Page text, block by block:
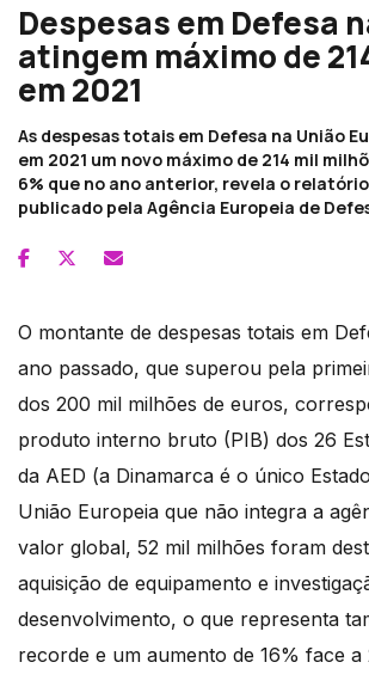
Despesas em Defesa
atingem máximo de
em 2021
As despesas totais em Defesa na União
em 2021 um novo máximo de 214 mil
6% que no ano anterior, revela o
publicado pela Agência Europeia de
O montante de despesas totais em
ano passado, que superou pela
dos 200 mil milhões de euros,
produto interno bruto (PIB) dos 26
da AED (a Dinamarca é o único
União Europeia que não integra a
valor global, 52 mil milhões foram
aquisição de equipamento e
desenvolvimento, o que representa
recorde e um aumento de 16% face a